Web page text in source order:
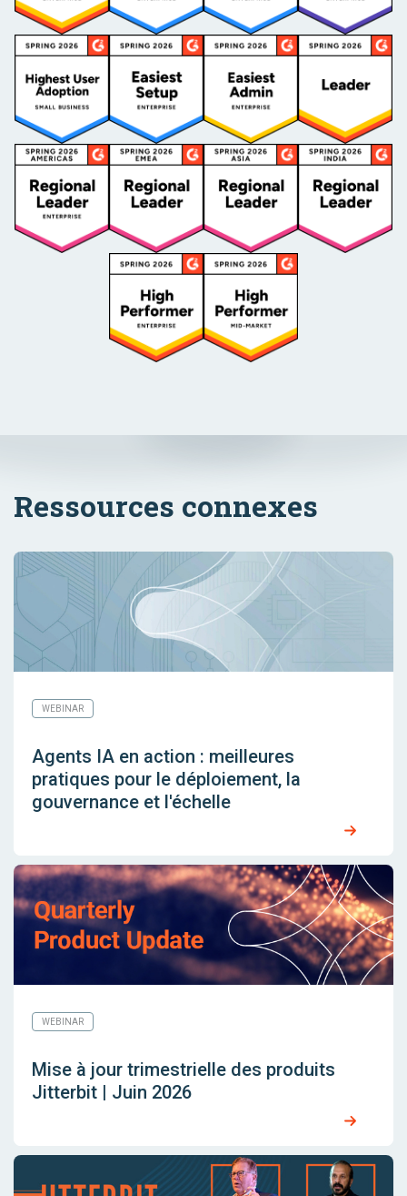
Ressources connexes
WEBINAR
Agents IA en action : meilleures
pratiques pour le déploiement, la
gouvernance et l'échelle
WEBINAR
Mise à jour trimestrielle des produits
Jitterbit | Juin 2026